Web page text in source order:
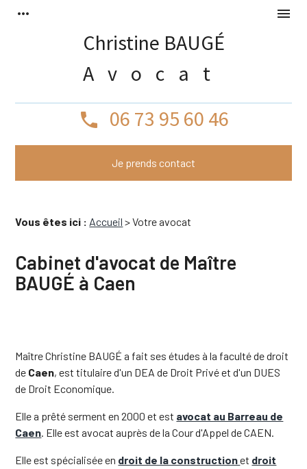
more_horiz menu
Christine BAUGÉ
Avocat
phone 06 73 95 60 46
Je prends contact
Vous êtes ici : Accueil > Votre avocat
Cabinet d'avocat de Maître
BAUGÉ à Caen
Maître Christine BAUGÉ a fait ses études à la faculté de droit
de Caen, est titulaire d'un DEA de Droit Privé et d'un DUES
de Droit Economique.
Elle a prêté serment en 2000 et est avocat au Barreau de
Caen. Elle est avocat auprès de la Cour d'Appel de CAEN.
Elle est spécialisée en droit de la constructionet droit